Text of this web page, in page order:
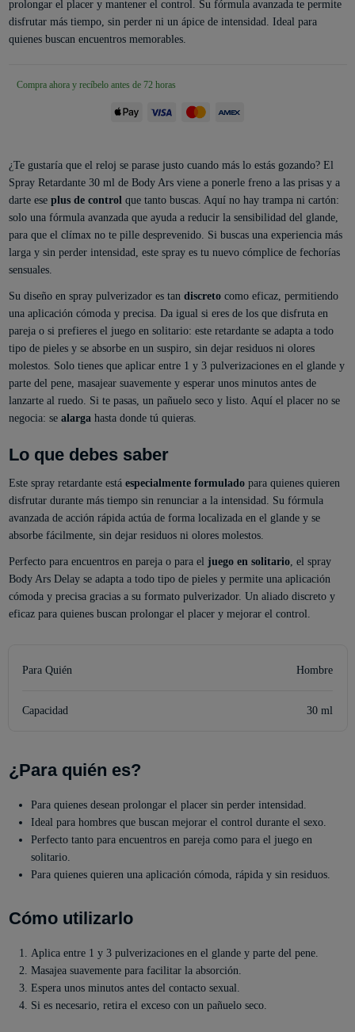
prolongar el placer y mantener el control. Su fórmula avanzada te permite
disfrutar más tiempo, sin perder ni un ápice de intensidad. Ideal para
quienes buscan encuentros memorables.
Compra ahora y recíbelo antes de 72 horas
¿Te gustaría que el reloj se parase justo cuando más lo estás gozando? El
Spray Retardante 30 ml de Body Ars viene a ponerle freno a las prisas y a
darte ese plus de control que tanto buscas. Aquí no hay trampa ni cartón:
solo una fórmula avanzada que ayuda a reducir la sensibilidad del glande,
para que el clímax no te pille desprevenido. Si buscas una experiencia más
larga y sin perder intensidad, este spray es tu nuevo cómplice de fechorías
sensuales.
Su diseño en spray pulverizador es tan discretocomo eficaz, permitiendo
una aplicación cómoda y precisa. Da igual si eres de los que disfruta en
pareja o si prefieres el juego en solitario: este retardante se adapta a todo
tipo de pieles y se absorbe en un suspiro, sin dejar residuos ni olores
molestos. Solo tienes que aplicar entre 1 y 3 pulverizaciones en el glande y
parte del pene, masajear suavemente y esperar unos minutos antes de
lanzarte al ruedo. Si te pasas, un pañuelo seco y listo. Aquí el placer no se
negocia: se alarga hasta donde tú quieras.
Lo que debes saber
Este spray retardante está especialmente formuladopara quienes quieren
disfrutar durante más tiempo sin renunciar a la intensidad. Su fórmula
avanzada de acción rápida actúa de forma localizada en el glande y se
absorbe fácilmente, sin dejar residuos ni olores molestos.
Perfecto para encuentros en pareja o para el juego en solitario, el spray
Body Ars Delay se adapta a todo tipo de pieles y permite una aplicación
cómoda y precisa gracias a su formato pulverizador. Un aliado discreto y
eficaz para quienes buscan prolongar el placer y mejorar el control.
Para Quién Hombre
Capacidad 30 ml
¿Para quién es?
Para quienes desean prolongar el placer sin perder intensidad.
Ideal para hombres que buscan mejorar el control durante el sexo.
Perfecto tanto para encuentros en pareja como para el juego en
solitario.
Para quienes quieren una aplicación cómoda, rápida y sin residuos.
Cómo utilizarlo
Aplica entre 1 y 3 pulverizaciones en el glande y parte del pene.
Masajea suavemente para facilitar la absorción.
Espera unos minutos antes del contacto sexual.
Si es necesario, retira el exceso con un pañuelo seco.